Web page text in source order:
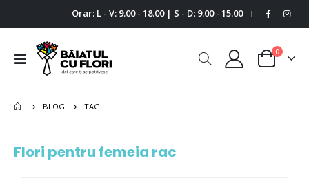
Orar: L - V: 9.00 - 18.00 | S - D: 9.00 - 15.00 |
Comutare
Cart
0
BLOG TAG
Flori pentru femeia rac